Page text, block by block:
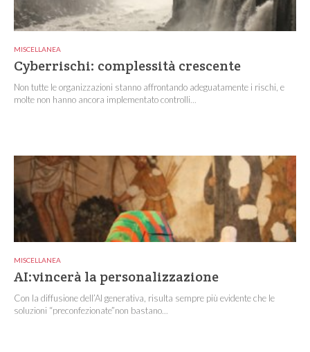
MISCELLANEA
Cyberrischi: complessità crescente
Non tutte le organizzazioni stanno affrontando adeguatamente i rischi, e
molte non hanno ancora implementato controlli...
MISCELLANEA
AI:vincerà la personalizzazione
Con la diffusione dell’AI generativa, risulta sempre più evidente che le
soluzioni “preconfezionate”non bastano...